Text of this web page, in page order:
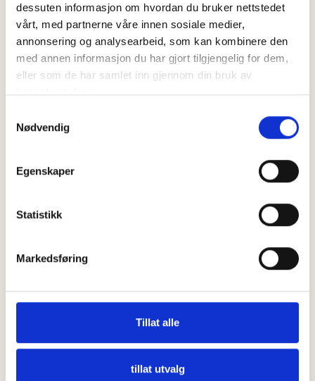
dessuten informasjon om hvordan du bruker nettstedet
vårt, med partnerne våre innen sosiale medier,
annonsering og analysearbeid, som kan kombinere den
med annen informasjon du har gjort tilgjengelig for dem,
eller som de har samlet inn gjennom din bruk av
tjenestene deres.
Nødvendig
Egenskaper
Statistikk
Markedsføring
Tillat alle
tillat utvalg
Kultur : Kavlifondet har en lang historie med å
støtte kulturprosjekter, som etableringen av
Grieghallen og støtte til ulike kunstnere. Over tid
har fondet beveget seg mot å støtte
samfunnsnyttige prosjekter som løser store
Kavli eies av Kavlifondet
Kavlikonsernet, som O. Kavli er en del av, er det
allmennyttig stiftelse.
konsernets grunnlegger Olav Kavli, i 1962. Alt
overskudd som ikke tilbakeføres til konsernet, går til
allmennyttige formål.
70% av midlene går til land der Kavli har produksjon, i